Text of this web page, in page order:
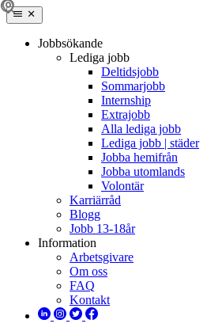
Jobbsökande
Lediga jobb
Deltidsjobb
Sommarjobb
Internship
Extrajobb
Alla lediga jobb
Lediga jobb | städer
Jobba hemifrån
Jobba utomlands
Volontär
Karriärråd
Blogg
Jobb 13-18år
Information
Arbetsgivare
Om oss
FAQ
Kontakt